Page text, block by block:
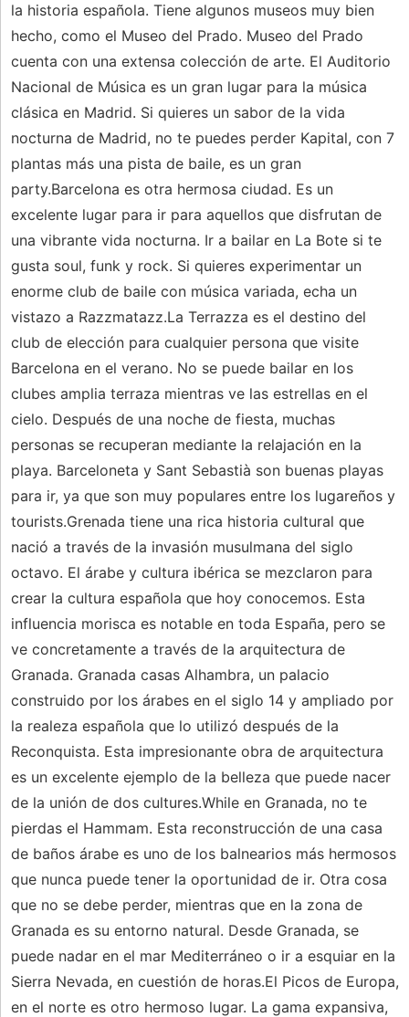
la historia española. Tiene algunos museos muy bien
hecho, como el Museo del Prado. Museo del Prado
cuenta con una extensa colección de arte. El Auditorio
Nacional de Música es un gran lugar para la música
clásica en Madrid. Si quieres un sabor de la vida
nocturna de Madrid, no te puedes perder Kapital, con 7
plantas más una pista de baile, es un gran
party.Barcelona es otra hermosa ciudad. Es un
excelente lugar para ir para aquellos que disfrutan de
una vibrante vida nocturna. Ir a bailar en La Bote si te
gusta soul, funk y rock. Si quieres experimentar un
enorme club de baile con música variada, echa un
vistazo a Razzmatazz.La Terrazza es el destino del
club de elección para cualquier persona que visite
Barcelona en el verano. No se puede bailar en los
clubes amplia terraza mientras ve las estrellas en el
cielo. Después de una noche de fiesta, muchas
personas se recuperan mediante la relajación en la
playa. Barceloneta y Sant Sebastià son buenas playas
para ir, ya que son muy populares entre los lugareños y
tourists.Grenada tiene una rica historia cultural que
nació a través de la invasión musulmana del siglo
octavo. El árabe y cultura ibérica se mezclaron para
crear la cultura española que hoy conocemos. Esta
influencia morisca es notable en toda España, pero se
ve concretamente a través de la arquitectura de
Granada. Granada casas Alhambra, un palacio
construido por los árabes en el siglo 14 y ampliado por
la realeza española que lo utilizó después de la
Reconquista. Esta impresionante obra de arquitectura
es un excelente ejemplo de la belleza que puede nacer
de la unión de dos cultures.While en Granada, no te
pierdas el Hammam. Esta reconstrucción de una casa
de baños árabe es uno de los balnearios más hermosos
que nunca puede tener la oportunidad de ir. Otra cosa
que no se debe perder, mientras que en la zona de
Granada es su entorno natural. Desde Granada, se
puede nadar en el mar Mediterráneo o ir a esquiar en la
Sierra Nevada, en cuestión de horas.El Picos de Europa,
en el norte es otro hermoso lugar. La gama expansiva,